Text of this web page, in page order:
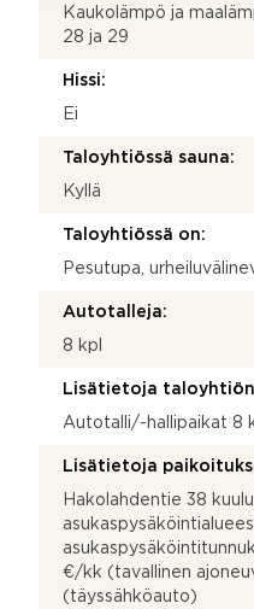
Kaukolämpö ja
28 ja 29
Hissi:
Ei
Taloyhtiössä sauna:
Kyllä
Taloyhtiössä on:
Pesutupa,
Autotalleja:
8 kpl
Lisätietoja
Autotalli/-hallipaikat 8
Lisätietoja
Hakolahdentie 38
€/kk (tavallinen
(täyssähköauto)